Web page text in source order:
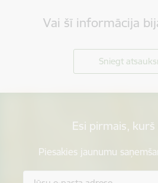
Vai šī informācija
Sniegt
Esi pirmais, kurš
Piesakies jaunumu